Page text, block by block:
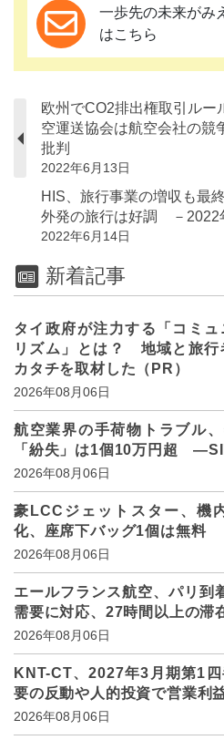
一歩先の未来がみ
はこちら
欧州でCO2排出権取引ルー
空運送協会は航空会社の競
批判
2022年6月13日
HIS、旅行事業の増収も最
外発の旅行は好調 －2022
2022年6月14日
新着記事
タイ政府が注力する「コミ
リズム」とは？ 地域と旅行
カタチを取材した（PR）
2026年08月06日
航空業界の手荷物トラブル
「紛失」は1個10万円超
2026年08月06日
豪LCCジェットスター、機
化、座席下バッグ1個は無料
2026年08月06日
エールフランス航空、パリ到
需要に対応、27時間以上の滞
2026年08月06日
KNT-CT、2027年3月期第1
要の反動や人的投資で営業利
2026年08月06日